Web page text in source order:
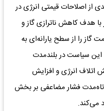
از اصلاحات قیمتی انرژی در
هدف کاهش ناترازی گاز و
را از سطح یارانه‌ای به
سیاست در بلندمدت
اتلاف انرژی و افزایش
فشار مضاعفی بر بخش
می‌کند.